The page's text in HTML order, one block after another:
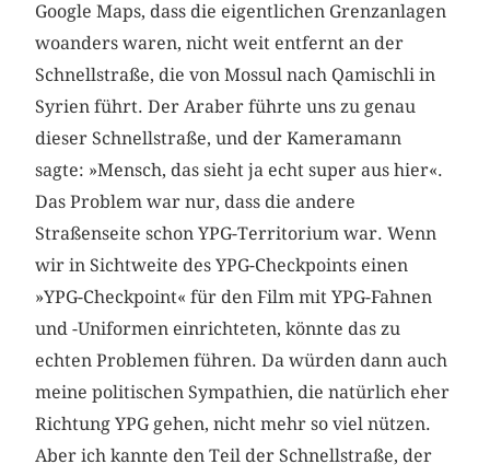
Google Maps, dass die eigentlichen Grenzanlagen
woanders waren, nicht weit entfernt an der
Schnellstraße, die von Mossul nach Qamischli in
Syrien führt. Der Araber führte uns zu genau
dieser Schnellstraße, und der Kameramann
sagte: »Mensch, das sieht ja echt super aus hier«.
Das Problem war nur, dass die andere
Straßenseite schon YPG-Territorium war. Wenn
wir in Sichtweite des YPG-Checkpoints einen
»YPG-Checkpoint« für den Film mit YPG-Fahnen
und -Uniformen einrichteten, könnte das zu
echten Problemen führen. Da würden dann auch
meine politischen Sympathien, die natürlich eher
Richtung YPG gehen, nicht mehr so viel nützen.
Aber ich kannte den Teil der Schnellstraße, der